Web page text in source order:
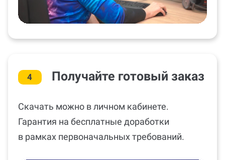
4 Получайте готовый заказ
Скачать можно в личном кабинете.
Гарантия на бесплатные доработки
в рамках первоначальных требований.